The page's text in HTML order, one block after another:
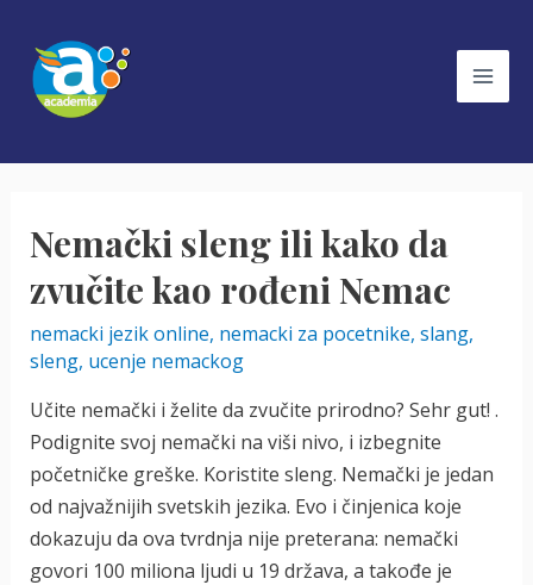
content
Nemački sleng ili kako da
zvučite kao rođeni Nemac
nemacki jezik online, nemacki za pocetnike, slang,
sleng, ucenje nemackog
Učite nemački i želite da zvučite prirodno? Sehr gut! .
Podignite svoj nemački na viši nivo, i izbegnite
početničke greške. Koristite sleng. Nemački je jedan
od najvažnijih svetskih jezika. Evo i činjenica koje
dokazuju da ova tvrdnja nije preterana: nemački
govori 100 miliona ljudi u 19 država, a takođe je